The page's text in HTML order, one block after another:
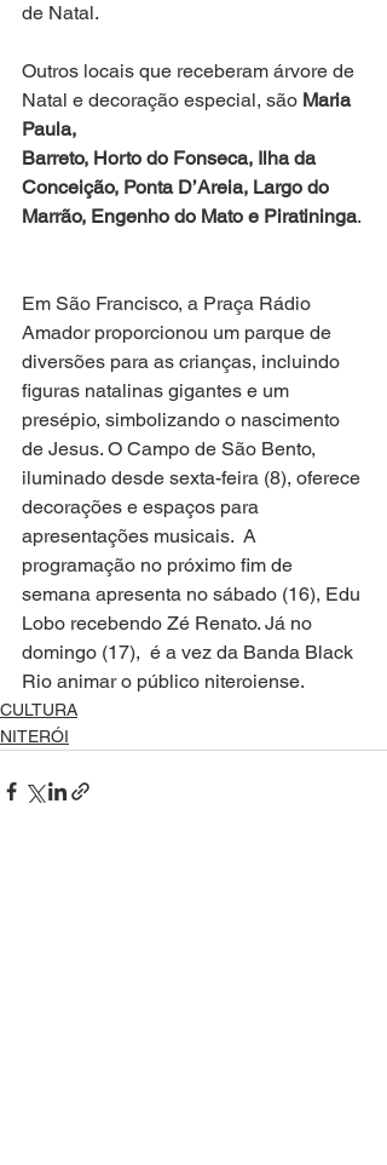
de Natal.
Outros locais que receberam árvore de
Natal e decoração especial, são Maria
Paula,
Barreto, Horto do Fonseca, Ilha da
Conceição, Ponta D’Areia, Largo do
Marrão, Engenho do Mato e Piratininga.
Em São Francisco, a Praça Rádio
Amador proporcionou um parque de
diversões para as crianças, incluindo
figuras natalinas gigantes e um
presépio, simbolizando o nascimento
de Jesus. O Campo de São Bento,
iluminado desde sexta-feira (8), oferece
decorações e espaços para
apresentações musicais.  A
programação no próximo fim de
semana apresenta no sábado (16), Edu
Lobo recebendo Zé Renato. Já no
domingo (17),  é a vez da Banda Black
Rio animar o público niteroiense.
CULTURA
NITERÓI